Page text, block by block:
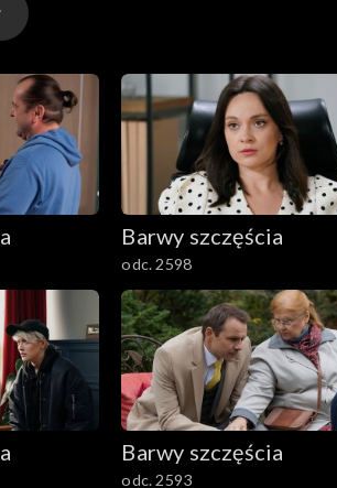
Barwy szczęścia
odc. 2598
Barwy szczęścia
odc. 2593